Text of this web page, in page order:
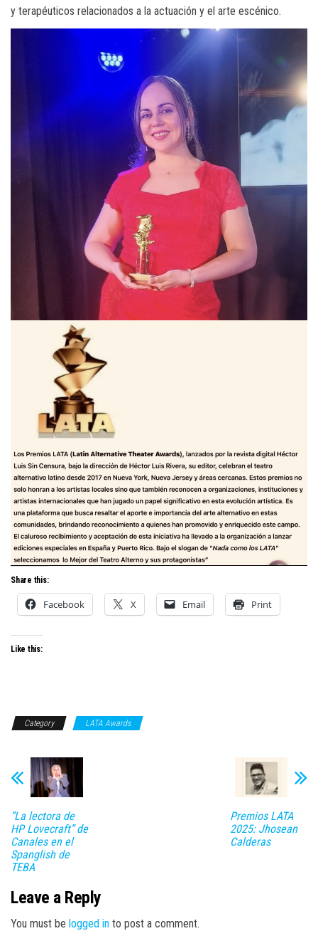
y terapéuticos relacionados a la actuación y el arte escénico.
Share this:
Facebook X Email Print
Like this:
Category LATA Awards
”La lectora de
HP Lovecraft” de
Canales en el
Spanglish de
TEBA
Premios LATA
2025: Jhosean
Calderas
Leave a Reply
You must be logged in to post a comment.